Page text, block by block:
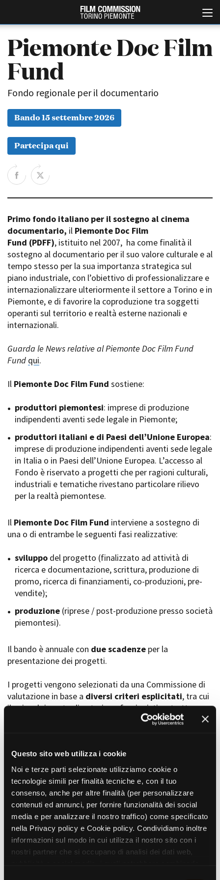
Questo sito web utilizza i cookie
Noi e terze parti selezionate utilizziamo cookie o
tecnologie simili per finalità tecniche e, con il tuo
consenso, anche per altre finalità (per personalizzare
contenuti ed annunci, per fornire funzionalità dei social
media e per analizzare il nostro traffico) come specificato
nella Privacy policy e Cookie policy. Condividiamo inoltre
informazioni sul modo in cui utilizza il nostro sito con i
nostri partner che si occupano di analisi dei dati web,
Chi siamo
Storia della Fondazione
Partner
Rete regionale
Bilancio sociale
Amministrazione
trasparente
Bandi e gare
Sostenibilità ambientale
SERVIZI
Servizi generali
Spazi nella sede FCTP
Sala Casting
Sala Paolo Tenna
Piemonte Film Tv Fund
Piemonte Film Tv
Development Fund
Piemonte Doc Film Fund
Short Film Fund
PRODUCTION GUIDE
Società di produzione
Strutture di servizio
Attrici-Attori
Beginners
LOCATION GUIDE
FILM DATABASE
BOOK DATABASE
NEWS
CASTING
Guarda che storia!
La Grazia - Immagini e
location della Torino di Paolo
Sorrentino
Open Day
Ciak in TOur!
FESTIVAL, MARKETS,
AWARDS
International Film Festival
Festival de Cannes
Locarno Film Festival
Cinematografica Venezia
Toronto International Film
Festa del Cinema di Roma
Torino Film Festival
David di Donatello
Nastri d’Argento
Premio Solinas
Location - Accedi al tuo
profilo
Newsletter
Lavora con noi
Stage - Tirocini - Scuola e
Lavoro
per affidamento lavori in
economia
Amministrazione trasparente
Bandi e gare
Whistleblowing
Piemonte Doc Film
Fund
Fondo regionale per il documentario
Bando 15 settembre 2026
Partecipa qui
Primo fondo italiano per il sostegno al cinema
documentario, il Piemonte Doc Film
Fund (PDFF), istituito nel 2007, ha come finalità il
sostegno al documentario per il suo valore culturale e al
tempo stesso per la sua importanza strategica sul
piano industriale, con l’obiettivo di professionalizzare e
internazionalizzare ulteriormente il settore a Torino e in
Piemonte, e di favorire la coproduzione tra soggetti
operanti sul territorio e realtà esterne nazionali e
internazionali.
Guarda le News relative al Piemonte Doc Film Fund
Fund qui.
Il Piemonte Doc Film Fund sostiene:
produttori piemontesi: imprese di produzione
indipendenti aventi sede legale in Piemonte;
produttori italiani e di Paesi dell’Unione Europea:
imprese di produzione indipendenti aventi sede legale
in Italia o in Paesi dell’Unione Europea. L’accesso al
Fondo è riservato a progetti che per ragioni culturali,
industriali e tematiche rivestano particolare rilievo
per la realtà piemontese.
Il Piemonte Doc Film Fund interviene a sostegno di
una o di entrambe le seguenti fasi realizzative:
sviluppo del progetto (finalizzato ad attività di
ricerca e documentazione, scrittura, produzione di
promo, ricerca di finanziamenti, co-produzioni, pre-
vendite);
produzione (riprese / post-produzione presso società
piemontesi).
Il bando è annuale con due scadenze per la
presentazione dei progetti.
I progetti vengono selezionati da una Commissione di
valutazione in base a diversi criteri esplicitati, tra cui
il coinvolgimento di autori, professionisti e strutture
torinesi e piemontesi, i co-finanziamenti e l’effettiva
diffusione attraverso molteplici canali (proiezioni in sala,
canali televisivi, homevideo, piattaforme web...).
Progetti in progress
Vedi 105 progetti in progress